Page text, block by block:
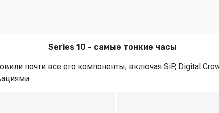
Series 10 - самые тонкие часы
почти все его компоненты, включая SiP, Digital